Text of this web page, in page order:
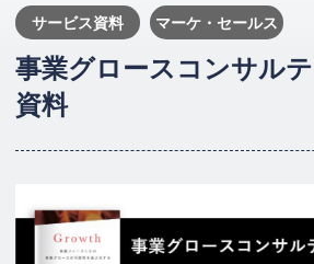
サービス資料 マーケ・セールス
事業グロースコンサル
資料